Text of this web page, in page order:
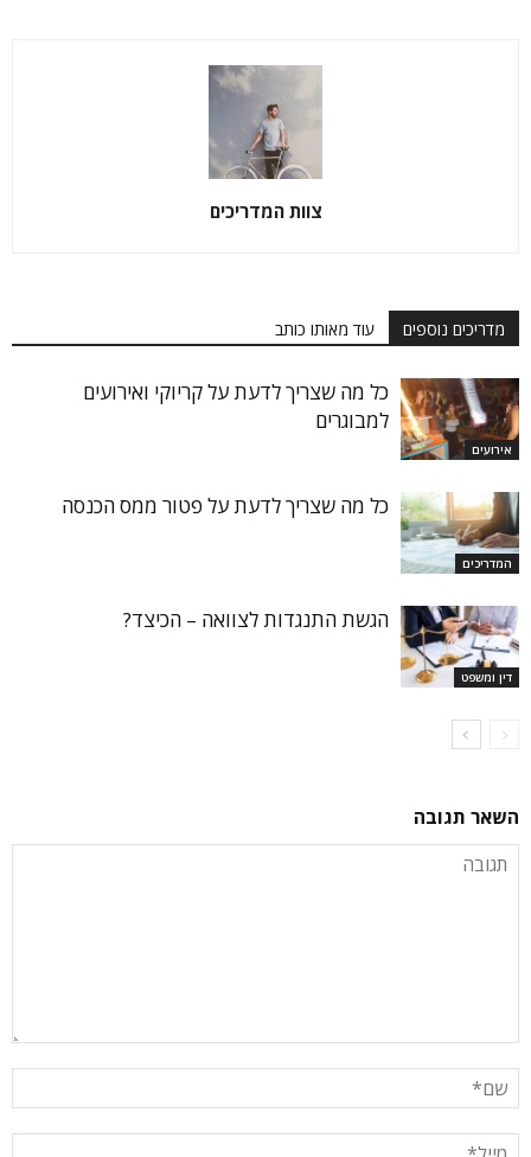
צוות המדריכים
מדריכים נוספים עוד מאותו כותב
אירועים
כל מה שצריך לדעת על קריוקי ואירועים
למבוגרים
המדריכים
כל מה שצריך לדעת על פטור ממס הכנסה
דין ומשפט
הגשת התנגדות לצוואה – הכיצד?
השאר תגובה